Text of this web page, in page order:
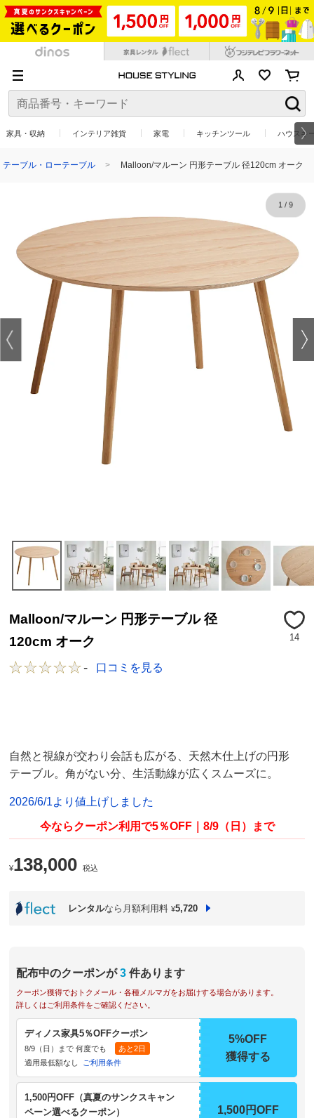
家具・収納 インテリア雑貨 家電 キッチンツール ハウスキ
テーブル・ローテーブル Malloon/マルーン 円形テーブル 径120cm オーク
1/ 9
Malloon/マルーン 円形テーブル 径
120cm オーク
14
- 口コミを見る
自然と視線が交わり会話も広がる、天然木仕上げの円形
テーブル。角がない分、生活動線が広くスムーズに。
2026/6/1より値上げしました
今ならクーポン利用で5％OFF｜8/9（日）まで
¥138,000 税込
レンタルなら月額利用料 ¥5,720
配布中のクーポンが 3 件あります
クーポン獲得でおトクメール・各種メルマガをお届けする場合があります。
詳しくはご利用条件をご確認ください。
ディノス家具5％OFFクーポン
8/9（日）まで 何度でも
あと2日
適用最低額なし
ご利用条件
5%OFF
獲得する
1,500円OFF（真夏のサンクスキャン
ペーン選べるクーポン）
1,500円OFF